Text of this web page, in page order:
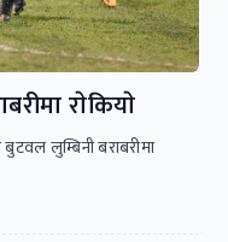
राेकियाे
लुम्बिनी बराबरीमा